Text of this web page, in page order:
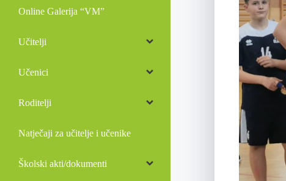
Online Galerija “VM”
Učitelji
Učenici
Roditelji
Natječaji za učitelje i učenike
Školski akti/dokumenti